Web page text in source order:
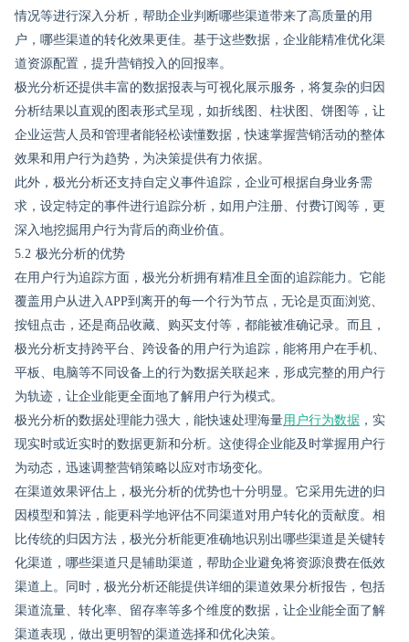
情况等进行深入分析，帮助企业判断哪些渠道带来了高质量的用
户，哪些渠道的转化效果更佳。基于这些数据，企业能精准优化渠
道资源配置，提升营销投入的回报率。
极光分析还提供丰富的数据报表与可视化展示服务，将复杂的归因
分析结果以直观的图表形式呈现，如折线图、柱状图、饼图等，让
企业运营人员和管理者能轻松读懂数据，快速掌握营销活动的整体
效果和用户行为趋势，为决策提供有力依据。
此外，极光分析还支持自定义事件追踪，企业可根据自身业务需
求，设定特定的事件进行追踪分析，如用户注册、付费订阅等，更
深入地挖掘用户行为背后的商业价值。
5.2 极光分析的优势
在用户行为追踪方面，极光分析拥有精准且全面的追踪能力。它能
覆盖用户从进入APP到离开的每一个行为节点，无论是页面浏览、
按钮点击，还是商品收藏、购买支付等，都能被准确记录。而且，
极光分析支持跨平台、跨设备的用户行为追踪，能将用户在手机、
平板、电脑等不同设备上的行为数据关联起来，形成完整的用户行
为轨迹，让企业能更全面地了解用户行为模式。
极光分析的数据处理能力强大，能快速处理海量用户行为数据 ，实
现实时或近实时的数据更新和分析。这使得企业能及时掌握用户行
为动态，迅速调整营销策略以应对市场变化。
在渠道效果评估上，极光分析的优势也十分明显。它采用先进的归
因模型和算法，能更科学地评估不同渠道对用户转化的贡献度。相
比传统的归因方法，极光分析能更准确地识别出哪些渠道是关键转
化渠道，哪些渠道只是辅助渠道，帮助企业避免将资源浪费在低效
渠道上。同时，极光分析还能提供详细的渠道效果分析报告，包括
渠道流量、转化率、留存率等多个维度的数据，让企业能全面了解
渠道表现，做出更明智的渠道选择和优化决策。